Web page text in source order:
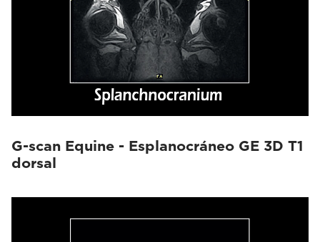
G-scan Equine - Esplanocráneo GE 3D T1
dorsal